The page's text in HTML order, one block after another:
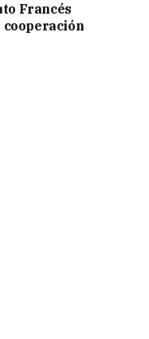
Francés